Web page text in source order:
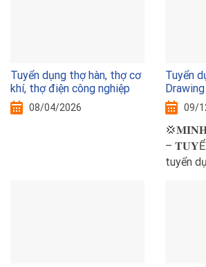
Tuyển dụng thợ hàn, thợ cơ
khí, thợ điện công nghiệp
08/04/2026
Tuyển
09/
–
tuyển